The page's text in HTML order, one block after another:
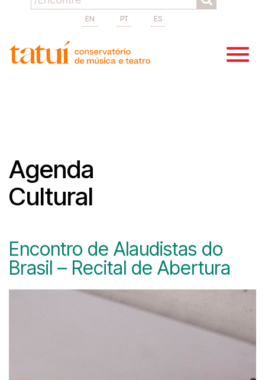
EN PT ES
Agenda
Cultural
Encontro de Alaudistas do
Brasil – Recital de Abertura